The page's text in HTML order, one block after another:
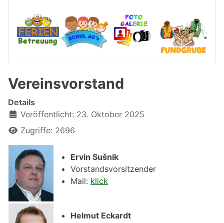
Vereinsvorstand
Details
Veröffentlicht: 23. Oktober 2025
Zugriffe: 2696
Ervin Sušnik
Vorstandsvorsitzender
Mail: klick
Helmut Eckardt